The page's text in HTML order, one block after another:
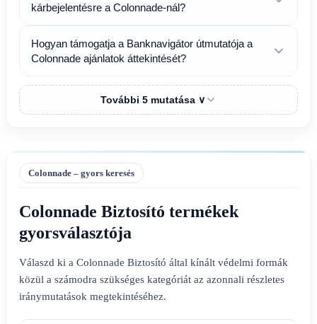
kárbejelentésre a Colonnade-nál?
Hogyan támogatja a Banknavigátor útmutatója a
Colonnade ajánlatok áttekintését?
További 5 mutatása ∨
Colonnade – gyors keresés
Colonnade Biztosító termékek
gyorsválasztója
Válaszd ki a Colonnade Biztosító által kínált védelmi formák
közül a számodra szükséges kategóriát az azonnali részletes
iránymutatások megtekintéséhez.